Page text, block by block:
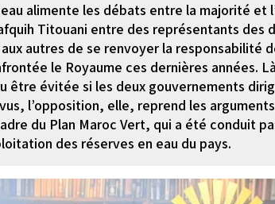
alimente les débats entre la majorité et
Titouani entre des représentants des
autres de se renvoyer la responsabilité
le Royaume ces dernières années.
évitée si les deux gouvernements
l’opposition, elle, reprend les
du Plan Maroc Vert, qui a été conduit
des réserves en eau du pays.